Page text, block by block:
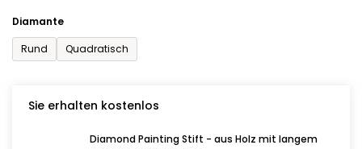
Diamante
Rund
Quadratisch
Sie erhalten kostenlos
Diamond Painting Stift - aus Holz mit langem